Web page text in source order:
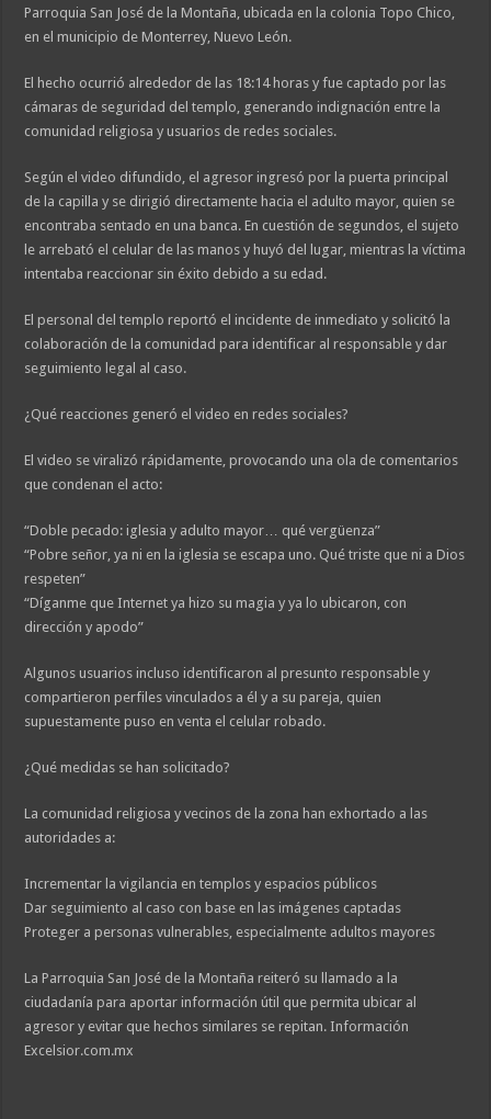
Parroquia San José de la Montaña, ubicada en la colonia Topo Chico,
en el municipio de Monterrey, Nuevo León.
El hecho ocurrió alrededor de las 18:14 horas y fue captado por las
cámaras de seguridad del templo, generando indignación entre la
comunidad religiosa y usuarios de redes sociales.
Según el video difundido, el agresor ingresó por la puerta principal
de la capilla y se dirigió directamente hacia el adulto mayor, quien se
encontraba sentado en una banca. En cuestión de segundos, el sujeto
le arrebató el celular de las manos y huyó del lugar, mientras la víctima
intentaba reaccionar sin éxito debido a su edad.
El personal del templo reportó el incidente de inmediato y solicitó la
colaboración de la comunidad para identificar al responsable y dar
seguimiento legal al caso.
¿Qué reacciones generó el video en redes sociales?
El video se viralizó rápidamente, provocando una ola de comentarios
que condenan el acto:
“Doble pecado: iglesia y adulto mayor… qué vergüenza”
“Pobre señor, ya ni en la iglesia se escapa uno. Qué triste que ni a Dios
respeten”
“Díganme que Internet ya hizo su magia y ya lo ubicaron, con
dirección y apodo”
Algunos usuarios incluso identificaron al presunto responsable y
compartieron perfiles vinculados a él y a su pareja, quien
supuestamente puso en venta el celular robado.
¿Qué medidas se han solicitado?
La comunidad religiosa y vecinos de la zona han exhortado a las
autoridades a:
Incrementar la vigilancia en templos y espacios públicos
Dar seguimiento al caso con base en las imágenes captadas
Proteger a personas vulnerables, especialmente adultos mayores
La Parroquia San José de la Montaña reiteró su llamado a la
ciudadanía para aportar información útil que permita ubicar al
agresor y evitar que hechos similares se repitan. Información
Excelsior.com.mx